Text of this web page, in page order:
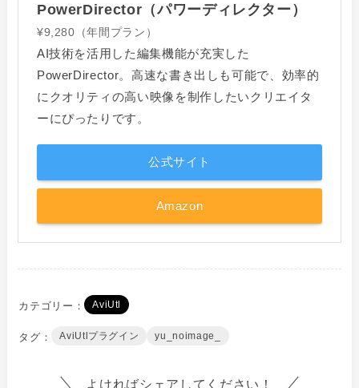
PowerDirector（パワーディレクター）
¥9,280（年間プラン）
AI技術を活用した編集機能が充実した
PowerDirector。高速な書き出しも可能で、効率的
にクオリティの高い映像を制作したいクリエイタ
ーにぴったりです。
公式サイト
Amazon
AviUtl
AviUtlプラグイン yu_noimage_
よければシェアしてください！